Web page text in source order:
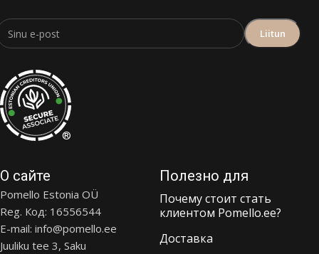
®
О сайте
Pomello Estonia OÜ
Reg. Код: 16556544
E-mail: info@pomello.ee
Juuliku tee 3, Saku
Полезно для
Почему стоит стать
клиентом Pomello.ee?
Доставка